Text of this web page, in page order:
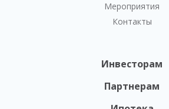
Мероприятия
Контакты
Инвесторам
Партнерам